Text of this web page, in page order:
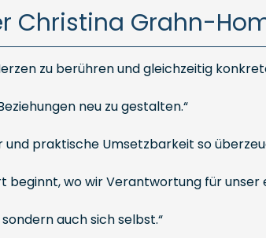
Christina Grahn-
zu berühren und gleichzeitig
neu zu gestalten.“
praktische Umsetzbarkeit so
wo wir Verantwortung für unser
auch sich selbst.“